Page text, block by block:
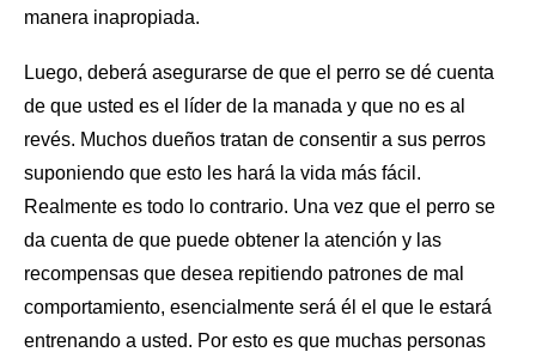
manera inapropiada.
Luego, deberá asegurarse de que el perro se dé cuenta
de que usted es el líder de la manada y que no es al
revés. Muchos dueños tratan de consentir a sus perros
suponiendo que esto les hará la vida más fácil.
Realmente es todo lo contrario. Una vez que el perro se
da cuenta de que puede obtener la atención y las
recompensas que desea repitiendo patrones de mal
comportamiento, esencialmente será él el que le estará
entrenando a usted. Por esto es que muchas personas